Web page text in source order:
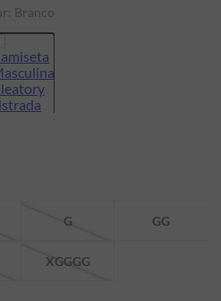
Branco
G GG
XGGGG
7º
bermuda
9º
manga longa
10º piquet